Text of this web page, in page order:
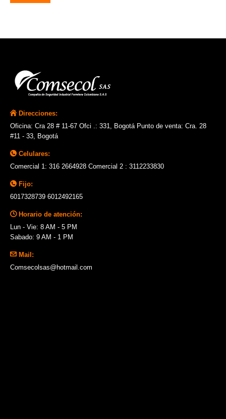
Direcciones:
Oficina: Cra 28 # 11-67 Ofci .: 331, Bogotá Punto de venta: Cra. 28
#11 - 33, Bogotá
Celulares:
Comercial 1: 316 2664928 Comercial 2 : 3112233830
Fijo:
6017328739 6012492165
Horario de atención:
Lun - Vie: 8 AM - 5 PM
Sabado: 9 AM - 1 PM
Mail:
Comsecolsas@hotmail.com